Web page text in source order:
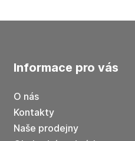
informace pro vás
O nás
Kontakty
Naše prodejny